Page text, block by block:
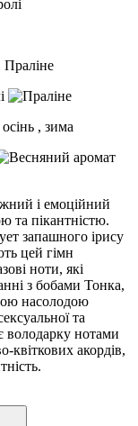
Праліне
осінь , зима
і емоційний
та пікантністю.
запашного ірису
цей гімн
ноти, які
з бобами Тонка,
насолодою
та
володарку нотами
квіткових акордів,